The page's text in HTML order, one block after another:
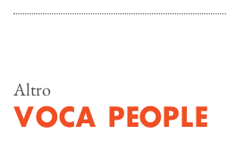
Altro
VOCA PEOPLE